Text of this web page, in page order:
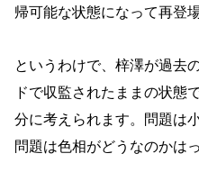
帰可能な状態になって再登
というわけで、梓澤が過去
ドで収監されたままの状態
分に考えられます。問題は
問題は色相がどうなのかは